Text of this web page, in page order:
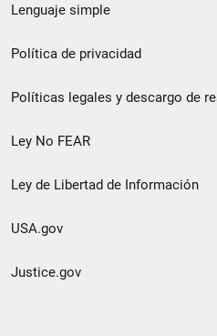
de
pie
de
página
Lenguaje simple
Política de privacidad
Políticas legales y descargo de
Ley No FEAR
Ley de Libertad de Información
USA.gov
Justice.gov